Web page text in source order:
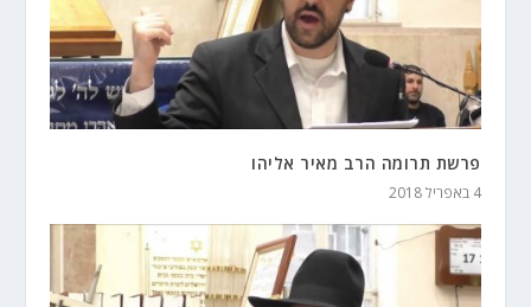
פרשת תרומה הרב מאיר אליהו
4 באפריל 2018